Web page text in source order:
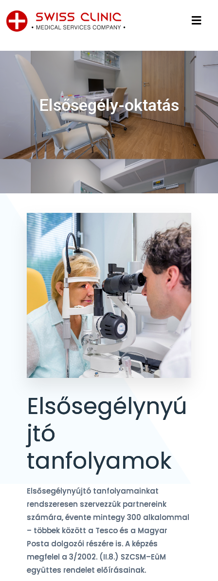
Elsősegély-oktatás
Elsősegélynyú
jtó
tanfolyamok
Elsősegélynyújtó tanfolyamainkat
rendszeresen szervezzük partnereink
számára, évente mintegy 300 alkalommal
– többek között a Tesco és a Magyar
Posta dolgozói részére is. A képzés
megfelel a 3/2002. (II.8.) SZCSM–EüM
együttes rendelet előírásainak.